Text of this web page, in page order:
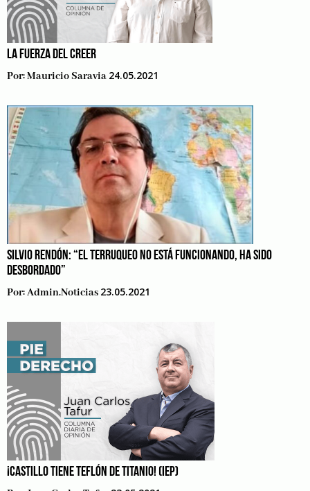
LA FUERZA DEL CREER
Por:Mauricio Saravia 24.05.2021
SILVIO RENDÓN: “EL TERRUQUEO NO ESTÁ FUNCIONANDO, HA SIDO
DESBORDADO”
Por:Admin.noticias 23.05.2021
¡CASTILLO TIENE TEFLÓN DE TITANIO! (IEP)